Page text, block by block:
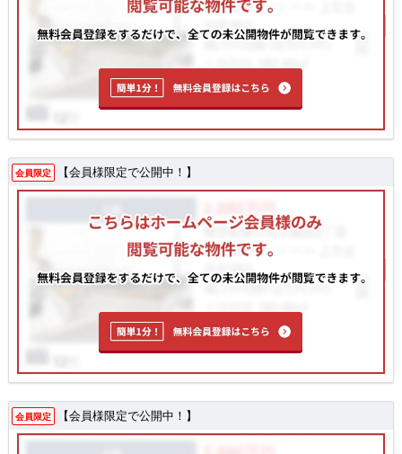
会員限定 【会員様限定で公開中！】
会員限定 【会員様限定で公開中！】